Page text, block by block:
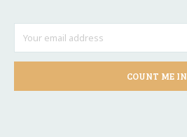
COUNT ME IN